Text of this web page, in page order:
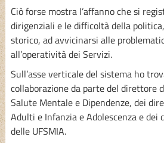
Ciò forse mostra l’affanno che si
dirigenziali e le difficoltà della
storico, ad avvicinarsi alle
all’operatività dei Servizi.
Sull’asse verticale del sistema ho
collaborazione da parte del direttore
Salute Mentale e Dipendenze, dei
Adulti e Infanzia e Adolescenza e dei
delle UFSMIA.